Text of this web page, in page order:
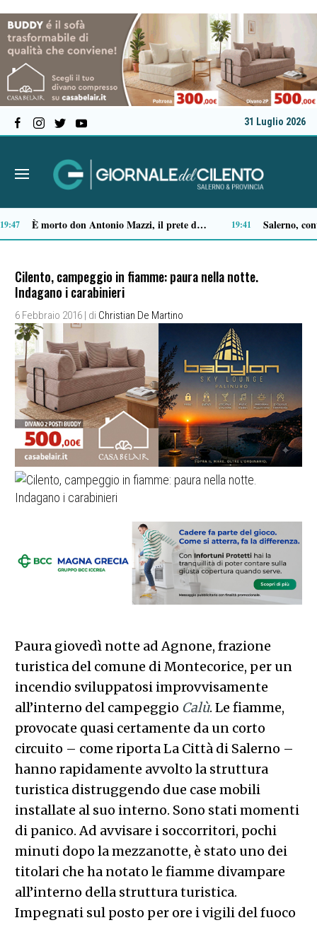
31 Luglio 2026
Castellabate, Spinelli e Di Luccia uniscono le forze in vista delle comunali 2027 13:32 Ascea, Pietro D’Angiolillo: «La nuova giunta guarda al futuro, con gli occhi del passato»
Cilento, campeggio in fiamme: paura nella notte.
Indagano i carabinieri
6 Febbraio 2016 | di Christian De Martino
Paura giovedì notte ad Agnone, frazione
turistica del comune di Montecorice, per un
incendio sviluppatosi improvvisamente
all’interno del campeggio Calù. Le fiamme,
provocate quasi certamente da un corto
circuito – come riporta La Città di Salerno –
hanno rapidamente avvolto la struttura
turistica distruggendo due case mobili
installate al suo interno. Sono stati momenti
di panico. Ad avvisare i soccorritori, pochi
minuti dopo la mezzanotte, è stato uno dei
titolari che ha notato le fiamme divampare
all’interno della struttura turistica.
Impegnati sul posto per ore i vigili del fuoco